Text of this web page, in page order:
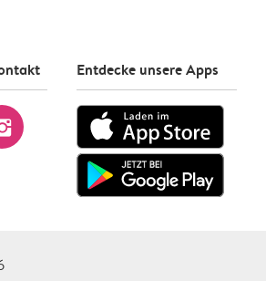
Entdecke unsere Apps